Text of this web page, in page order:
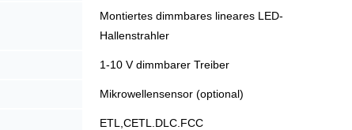
Montiertes dimmbares lineares LED-
Hallenstrahler
1-10 V dimmbarer Treiber
Mikrowellensensor (optional)
ETL,CETL.DLC.FCC